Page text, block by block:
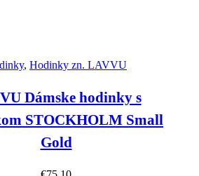
, Hodinky zn. LAVVU
Dámske hodinky s
STOCKHOLM Small
Gold